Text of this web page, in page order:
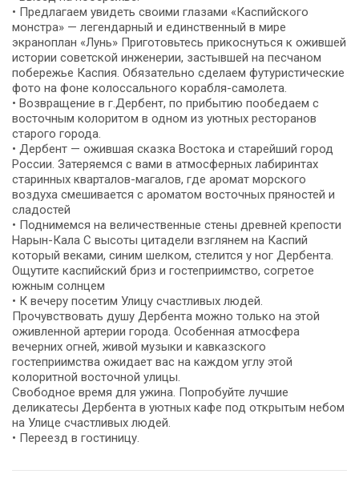
• Предлагаем увидеть своими глазами «Каспийского
монстра» — легендарный и единственный в мире
экраноплан «Лунь» Приготовьтесь прикоснуться к ожившей
истории советской инженерии, застывшей на песчаном
побережье Каспия. Обязательно сделаем футуристические
фото на фоне колоссального корабля-самолета.
• Возвращение в г.Дербент, по прибытию пообедаем с
восточным колоритом в одном из уютных ресторанов
старого города.
• Дербент — ожившая сказка Востока и старейший город
России. Затеряемся с вами в атмосферных лабиринтах
старинных кварталов-магалов, где аромат морского
воздуха смешивается с ароматом восточных пряностей и
сладостей
• Поднимемся на величественные стены древней крепости
Нарын-Кала С высоты цитадели взглянем на Каспий
который веками, синим шелком, стелится у ног Дербента.
Ощутите каспийский бриз и гостеприимство, согретое
южным солнцем
• К вечеру посетим Улицу счастливых людей.
Прочувствовать душу Дербента можно только на этой
оживленной артерии города. Особенная атмосфера
вечерних огней, живой музыки и кавказского
гостеприимства ожидает вас на каждом углу этой
колоритной восточной улицы.
Свободное время для ужина. Попробуйте лучшие
деликатесы Дербента в уютных кафе под открытым небом
на Улице счастливых людей.
• Переезд в гостиницу.